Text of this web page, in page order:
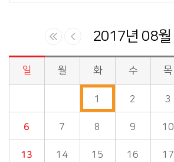
2017년 08월
시정소식>시정 캘린더 게시판의 (2017년 08월) 달력형태로 일정명, 일정내용을 제공합니다.
일 월 화 수 목
1 2 3
6 7 8 9 10
13 14 15 16 17